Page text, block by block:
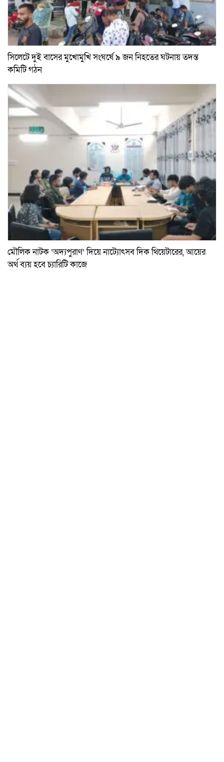
সিলেটে দুই বাসের মুখোমুখি সংঘর্ষে ৯ জন নিহতের ঘটনায় তদন্ত
কমিটি গঠন
মৌলিক নাটক ‘অদ্যপুরাণ’ দিয়ে নাট্যোৎসব দিক থিয়েটারের, আয়ের
অর্থ ব্যয় হবে চ্যারিটি কাজে